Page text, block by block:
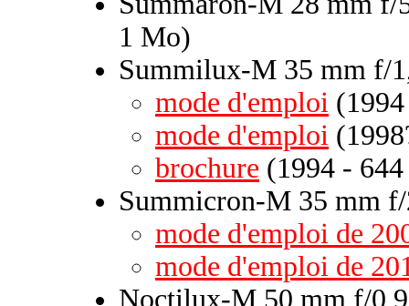
1 Mo)
Summilux-M 35 mm f/
mode d'emploi
mode d'emploi
brochure (1994 -
Summicron-M 35 mm
mode d'emploi de
mode d'emploi de
Noctilux-M 50 mm f/